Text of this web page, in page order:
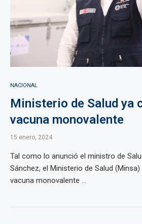
NACIONAL
Ministerio de Salud ya
vacuna monovalente
15 enero, 2024
Tal como lo anunció el ministro de
Sánchez, el Ministerio de Salud
vacuna monovalente ...